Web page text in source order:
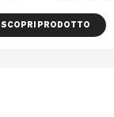
SCOPRI PRODOTTO